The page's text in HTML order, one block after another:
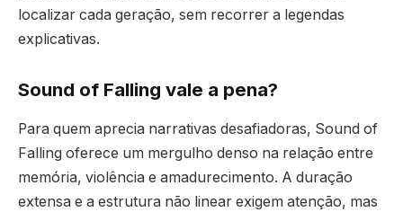
localizar cada geração, sem recorrer a legendas
explicativas.
Sound of Falling vale a pena?
Para quem aprecia narrativas desafiadoras, Sound of
Falling oferece um mergulho denso na relação entre
memória, violência e amadurecimento. A duração
extensa e a estrutura não linear exigem atenção, mas